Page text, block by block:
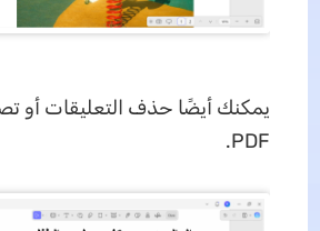
يمكنك أيضًا حذف التعليقات أو
PDF.